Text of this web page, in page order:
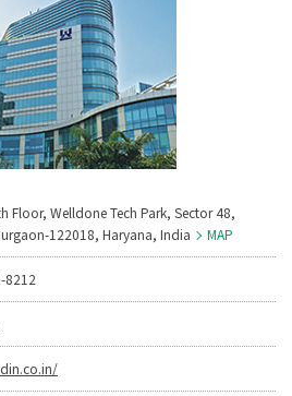
Floor, Welldone Tech Park, Sector 48,
122018, Haryana, India
MAP
8212